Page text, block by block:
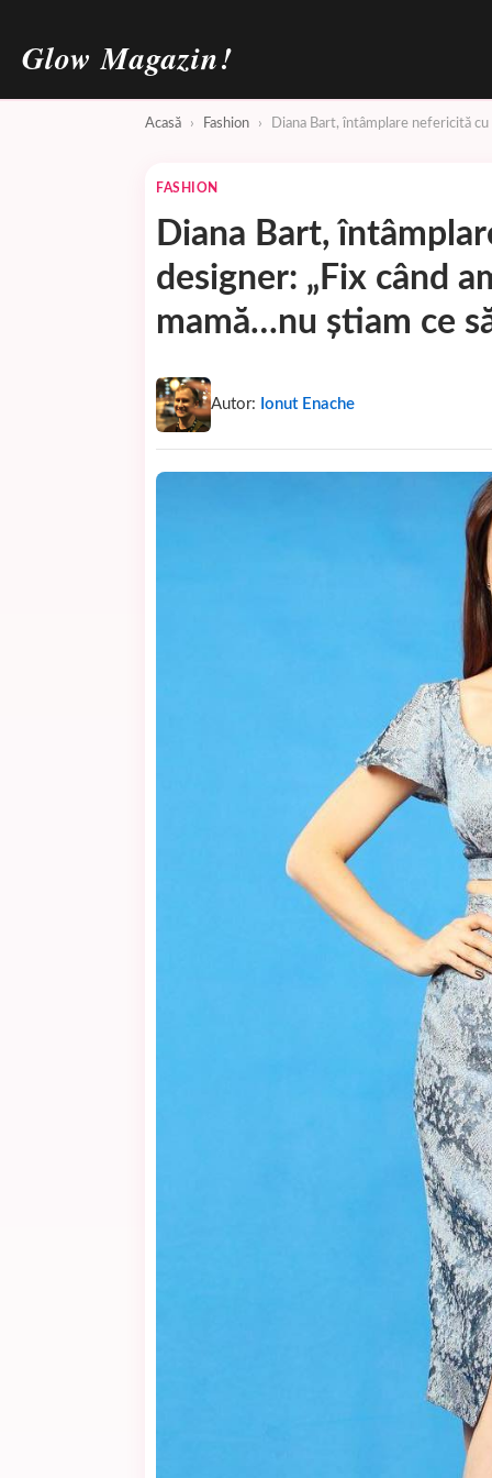
Glow Magazin!
Acasă › Fashion › Diana Bart, întâmplare nefericită
FASHION
Diana Bart,
designer: „Fix când
mamă…nu știam ce
Autor: Ionut Enache